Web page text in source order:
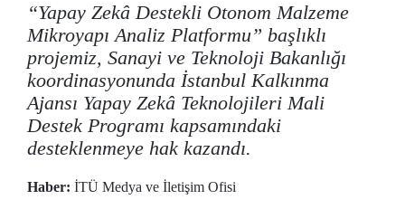
“Yapay Zekâ Destekli Otonom Malzeme
Mikroyapı Analiz Platformu” başlıklı
projemiz, Sanayi ve Teknoloji Bakanlığı
koordinasyonunda İstanbul Kalkınma
Ajansı Yapay Zekâ Teknolojileri Mali
Destek Programı kapsamındaki
desteklenmeye hak kazandı.
Haber: İTÜ Medya ve İletişim Ofisi